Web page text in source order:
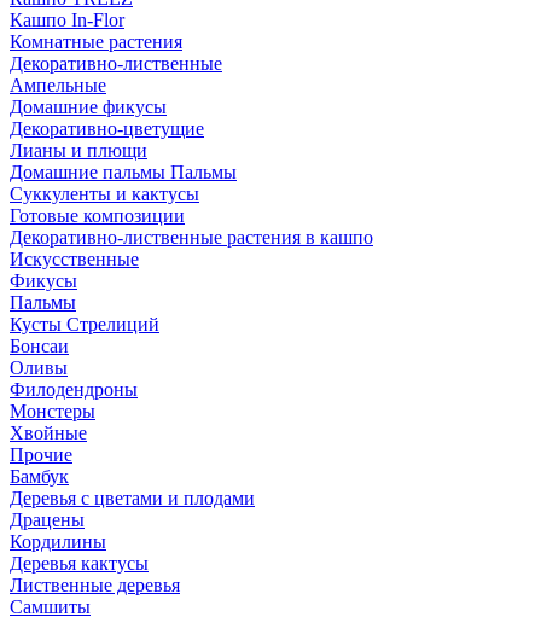
Кашпо In-Flor
Комнатные растения
Декоративно-лиственные
Ампельные
Домашние фикусы
Декоративно-цветущие
Лианы и плющи
Домашние пальмы Пальмы
Суккуленты и кактусы
Готовые композиции
Декоративно-лиственные растения в кашпо
Искусственные
Фикусы
Пальмы
Кусты Стрелиций
Бонсаи
Оливы
Филодендроны
Монстеры
Хвойные
Прочие
Бамбук
Деревья с цветами и плодами
Драцены
Кордилины
Деревья кактусы
Лиственные деревья
Самшиты